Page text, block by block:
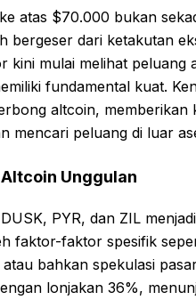
atas $70.000 bukan
bergeser dari ketakutan
kini mulai melihat peluang
fundamental kuat.
altcoin, memberikan
mencari peluang di luar
Unggulan
PYR, dan ZIL
faktor-faktor spesifik
bahkan spekulasi
lonjakan 36%,